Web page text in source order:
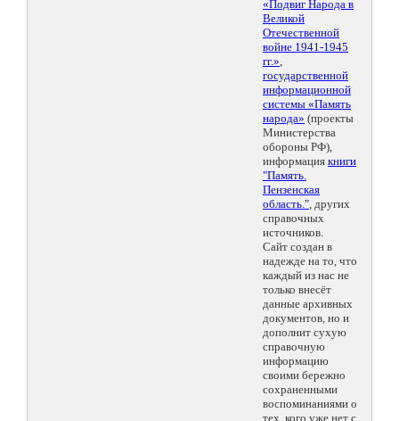
«Подвиг Народа в
Великой
Отечественной
войне 1941-1945
гг.»,
государственной
информационной
системы «Память
народа» (проекты
Министерства
обороны РФ),
информация книги
"Память.
Пензенская
область.", других
справочных
источников.
Сайт создан в
надежде на то, что
каждый из нас не
только внесёт
данные архивных
документов, но и
дополнит сухую
справочную
информацию
своими бережно
сохраненными
воспоминаниями о
тех, кого уже нет с